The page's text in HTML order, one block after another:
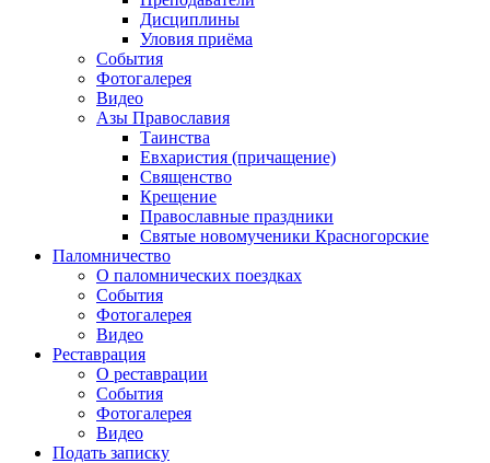
Дисциплины
Уловия приёма
События
Фотогалерея
Видео
Азы Православия
Таинства
Евхаристия (причащение)
Священство
Крещение
Православные праздники
Святые новомученики Красногорские
Паломничество
О паломнических поездках
События
Фотогалерея
Видео
Реставрация
О реставрации
События
Фотогалерея
Видео
Подать записку